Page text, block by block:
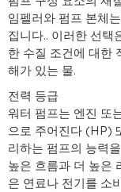
임펠러와 펌프 본체
집니다.. 이러한 선택
한 수질 조건에 대한
해가 있는 물.
전력 등급
워터 펌프는 엔진 또
으로 주어진다 (HP)
리하는 펌프의 능력
높은 흐름과 더 높은
은 연료나 전기를 소